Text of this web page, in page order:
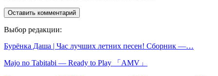
Выбор редакции:
Бурёнка Даша | Час лучших летних песен! Сборник —…
Majo no Tabitabi — Ready to Play 「AMV」